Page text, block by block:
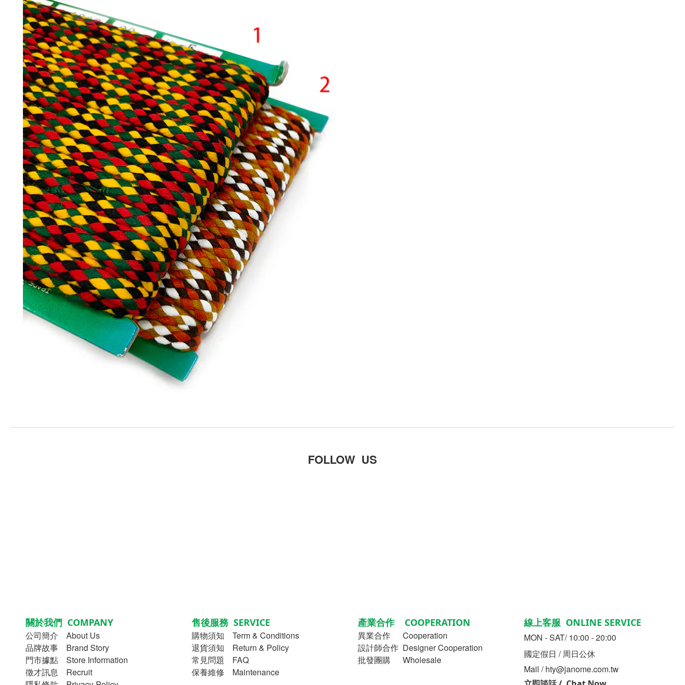
FOLLOW US
關於我們 COMPANY
公司簡介
About Us
品牌故事
Brand Story
門市據點 Store Information
徵才訊息 Recruit
售後服務 SERVICE
購物須知
Term & Conditions
退貨須知 Return & Policy
常見問題 FAQ
保養維修 Maintenance
產業合作 COOPERATION
異業合作
Cooperation
設計師合作 Designer Cooperation
批發團購 Wholesale
線上客服 ONLINE SERVICE
MON - SAT/ 10:00 - 20:00
國定假日 / 周日公休
Mail / hty@janome.com.tw